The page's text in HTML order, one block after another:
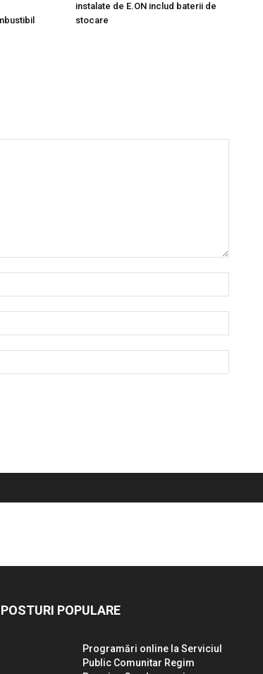
instalate de E.ON includ baterii de
stocare
POSTURI POPULARE
Programări online la Serviciul
Public Comunitar Regim